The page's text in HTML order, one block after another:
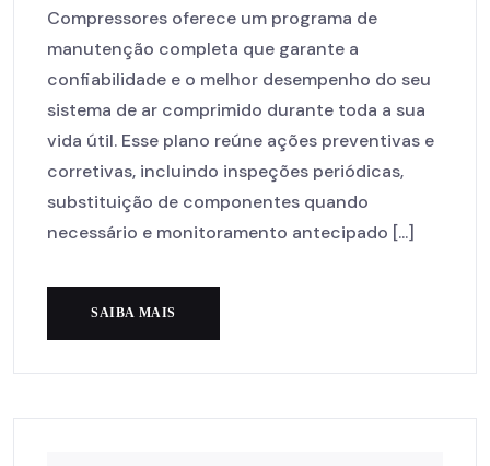
Compressores oferece um programa de
manutenção completa que garante a
confiabilidade e o melhor desempenho do seu
sistema de ar comprimido durante toda a sua
vida útil. Esse plano reúne ações preventivas e
corretivas, incluindo inspeções periódicas,
substituição de componentes quando
necessário e monitoramento antecipado [...]
SAIBA MAIS